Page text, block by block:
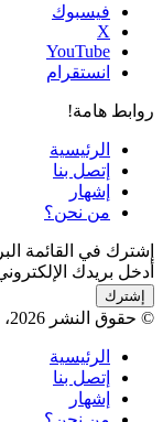
فيسبوك
‫X
‫YouTube
انستقرام
روابط هامة!
الرئيسية
إتصل بنا
إشهار
من نحن؟
إشترك في القائمة
أدخل بريدك
© حقوق النشر 2026، جميع الحقوق محفوظة |
الرئيسية
إتصل بنا
إشهار